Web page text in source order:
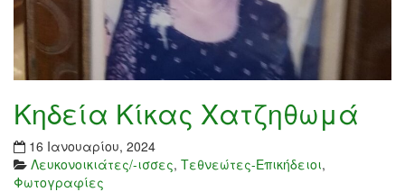
Κηδεία Κίκας Χατζηθωμά
16 Ιανουαρίου, 2024
Λευκονοικιάτες/-ισσες, Τεθνεώτες-Επικήδειοι,
Φωτογραφίες